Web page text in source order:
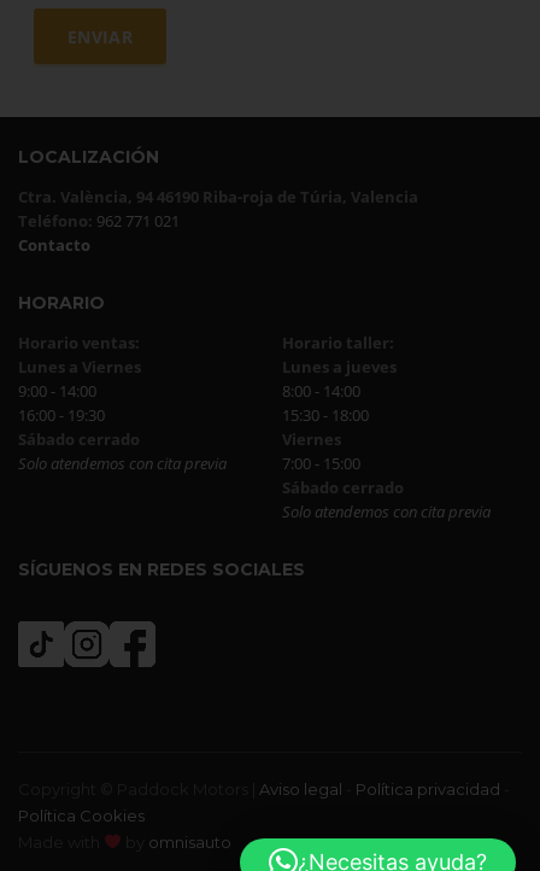
LOCALIZACIÓN
Ctra. València, 94 46190 Riba-roja de Túria, Valencia
Teléfono: 962 771 021
Contacto
HORARIO
Horario ventas:
Lunes a Viernes
9:00 - 14:00
16:00 - 19:30
Sábado cerrado
Solo atendemos con cita previa
Horario taller:
Lunes a jueves
8:00 - 14:00
15:30 - 18:00
Viernes
7:00 - 15:00
Sábado cerrado
Solo atendemos con cita previa
SÍGUENOS EN REDES SOCIALES
Aviso legal Política privacidad
Política Cookies
omnisauto
¿Necesitas ayuda?